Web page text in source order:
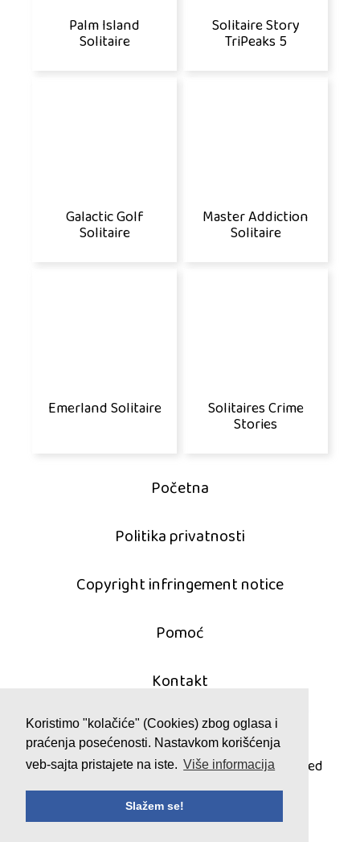
Koristimo "kolačiće" (Cookies) zbog oglasa i
praćenja posećenosti. Nastavkom korišćenja
veb-sajta pristajete na iste. Više informacija
Slažem se!
Palm Island
Solitaire
Solitaire Story
TriPeaks 5
Galactic Golf
Solitaire
Master Addiction
Solitaire
Emerland Solitaire Solitaires Crime
Stories
Početna
Politika privatnosti
Copyright infringement notice
Pomoć
Kontakt
© 2011 - 2026 pasijans.com
All games are copyrighted and/or trademarked